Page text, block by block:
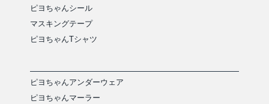
ピヨちゃんシール
マスキングテープ
ピヨちゃんTシャツ
ピヨちゃんアンダーウェア
ピヨちゃんマーラー